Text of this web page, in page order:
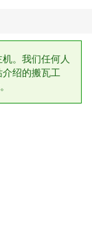
。我们任何人
绍的搬瓦工